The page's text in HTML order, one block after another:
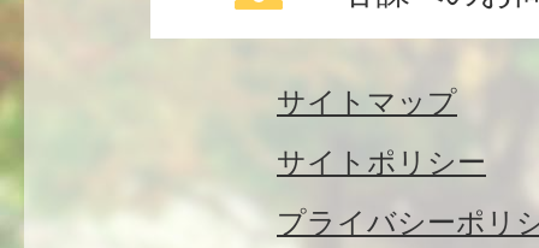
サイトマップ
サイトポリシー
プライバシーポリ